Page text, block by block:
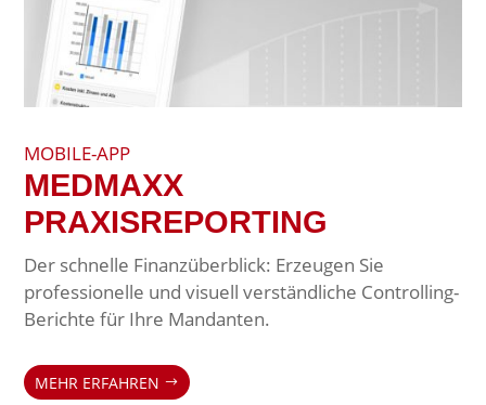
MOBILE-APP
MEDMAXX
PRAXISREPORTING
Der schnelle Finanzüberblick: Erzeugen Sie
professionelle und visuell verständliche Controlling-
Berichte für Ihre Mandanten.
MEHR ERFAHREN